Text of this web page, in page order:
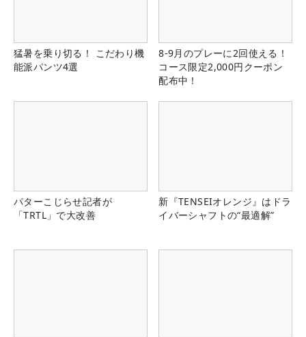
猛暑を乗り切る！ こだわり機
能派パンツ4選
8-9月のプレーに2回使える！
コース限定2,000円クーポン
配布中！
パターこじらせ記者が
「TRTL」で大改善
新『TENSEIオレンジ』はドラ
イバーシャフトの“最適解”